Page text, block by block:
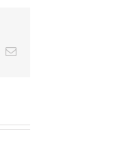
E-